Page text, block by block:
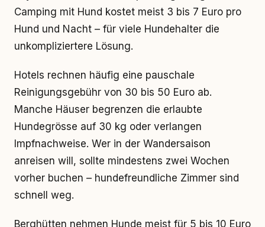
Camping mit Hund kostet meist 3 bis 7 Euro pro
Hund und Nacht – für viele Hundehalter die
unkompliziertere Lösung.
Hotels rechnen häufig eine pauschale
Reinigungsgebühr von 30 bis 50 Euro ab.
Manche Häuser begrenzen die erlaubte
Hundegrösse auf 30 kg oder verlangen
Impfnachweise. Wer in der Wandersaison
anreisen will, sollte mindestens zwei Wochen
vorher buchen – hundefreundliche Zimmer sind
schnell weg.
Berghütten nehmen Hunde meist für 5 bis 10 Euro